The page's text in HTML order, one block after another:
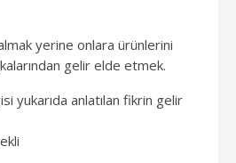
yerine onlara ürünlerini
gelir elde etmek.
yukarıda anlatılan fikrin gelir